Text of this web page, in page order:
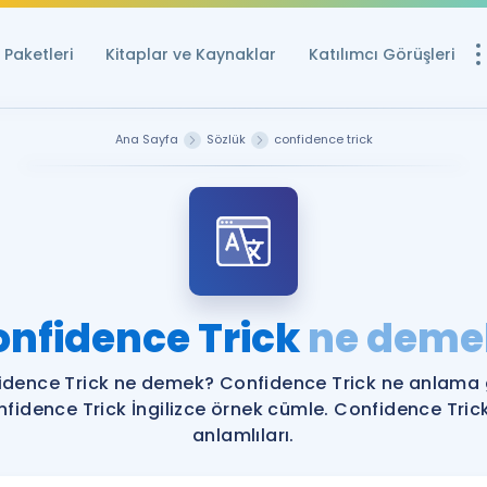
Paketleri Kitaplar ve Kaynaklar Katılımcı Görüşleri
Ücretsiz
YDS ve YÖKDİL
YDS ve YÖKDİL
YDS ve YÖKDİL'e
Ana Sayfa Sözlük confidence trick
Trickne
Trick ne demek? Confidence Trick ne anlama
Trick İngilizce örnek cümle. Confidence
anlamlıları.